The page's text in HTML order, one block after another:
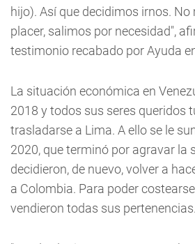
hijo). Así que decidimos irnos.
placer, salimos por necesidad",
testimonio recabado por Ayuda
La situación económica en
2018 y todos sus seres queridos
trasladarse a Lima. A ello se le
2020, que terminó por agravar la
decidieron, de nuevo, volver a
a Colombia. Para poder
vendieron todas sus pertenencias.